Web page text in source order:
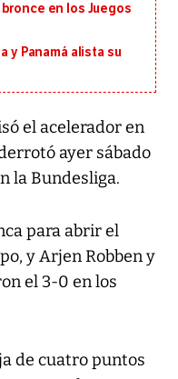
en los Juegos
y Panamá alista su
el acelerador en
ayer sábado
la Bundesliga.
para abrir el
y Arjen Robben y
el 3-0 en los
de cuatro puntos